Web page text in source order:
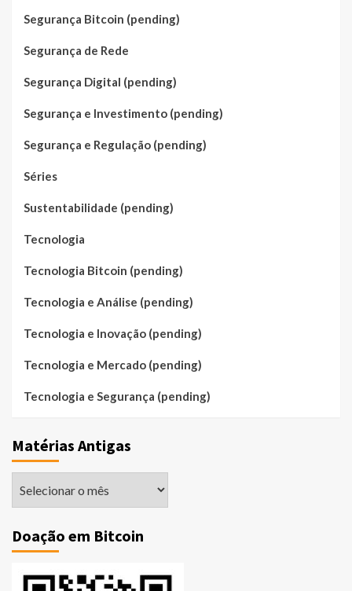
Segurança Bitcoin (pending)
Segurança de Rede
Segurança Digital (pending)
Segurança e Investimento (pending)
Segurança e Regulação (pending)
Séries
Sustentabilidade (pending)
Tecnologia
Tecnologia Bitcoin (pending)
Tecnologia e Análise (pending)
Tecnologia e Inovação (pending)
Tecnologia e Mercado (pending)
Tecnologia e Segurança (pending)
Matérias Antigas
Doação em Bitcoin